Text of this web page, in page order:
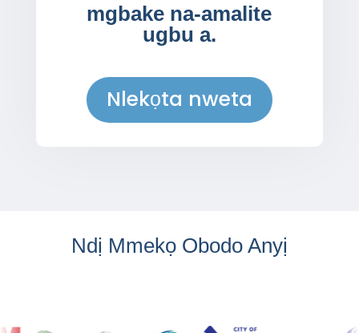
mgbake na-amalite
ugbu a.
Nlekọta nweta
Ndị Mmekọ Obodo Anyị